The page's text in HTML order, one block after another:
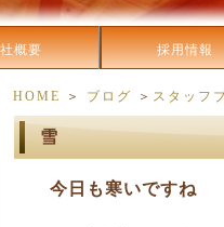
概要 採用情報
HOME ＞ ブログ ＞ スタッフ
雪
今日も寒いですね